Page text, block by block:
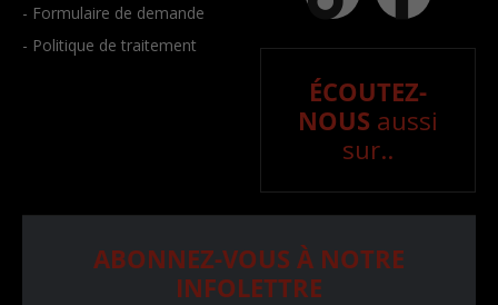
- Formulaire de demande
- Politique de traitement
ÉCOUTEZ-
NOUS aussi
sur..
ABONNEZ-VOUS À NOTRE
INFOLETTRE